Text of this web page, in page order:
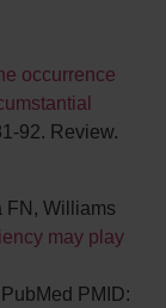
occurrence
92. Review.
FN, Williams
may play
PMID: